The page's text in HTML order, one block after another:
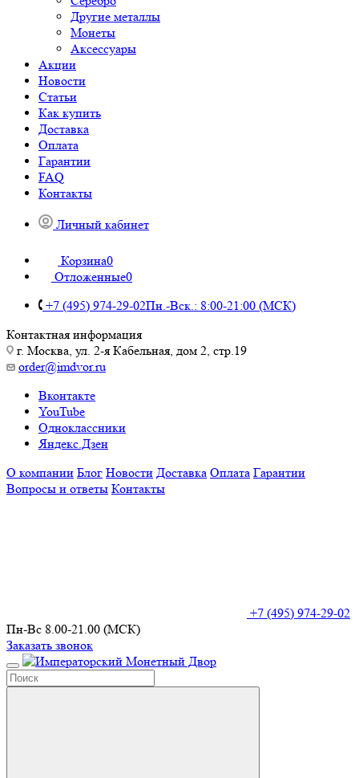
Другие металлы
Монеты
Аксессуары
Акции
Новости
Статьи
Как купить
Доставка
Оплата
Гарантии
FAQ
Контакты
Личный кабинет
Корзина0
Отложенные0
+7 (495) 974-29-02Пн.-Вск.: 8:00-21:00 (МСК)
Контактная информация
г. Москва, ул. 2-я Кабельная, дом 2, стр.19
order@imdvor.ru
Вконтакте
YouTube
Одноклассники
Яндекс.Дзен
О компании Блог Новости Доставка Оплата Гарантии
Вопросы и ответы Контакты
+7 (495) 974-29-02
Пн-Вс 8.00-21.00 (МСК)
Заказать звонок